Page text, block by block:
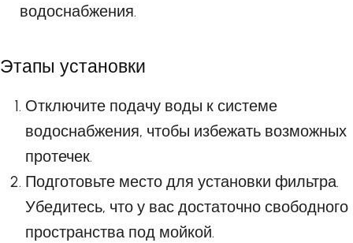
водоснабжения.
Этапы установки
Отключите подачу воды к системе
водоснабжения, чтобы избежать возможных
протечек.
Подготовьте место для установки фильтра.
Убедитесь, что у вас достаточно свободного
пространства под мойкой.